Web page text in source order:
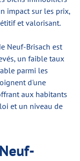
impact sur les prix,
et valorisant.
Neuf-Brisach est
un faible taux
parmi les
d'une
aux habitants
et un niveau de